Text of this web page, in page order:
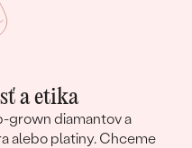
a etika
grown diamantov a
alebo platiny. Chceme